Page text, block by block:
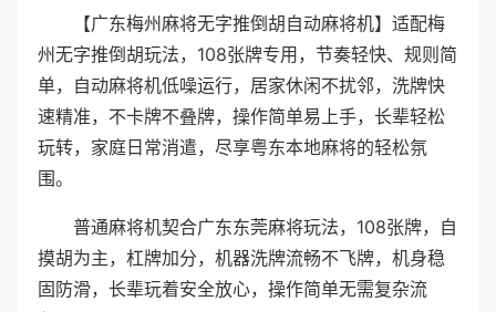
【广东梅州麻将无字推倒胡自动麻将机】适配梅
州无字推倒胡玩法，108张牌专用，节奏轻快、规则简
单，自动麻将机低噪运行，居家休闲不扰邻，洗牌快
速精准，不卡牌不叠牌，操作简单易上手，长辈轻松
玩转，家庭日常消遣，尽享粤东本地麻将的轻松氛
围。
普通麻将机契合广东东莞麻将玩法，108张牌，自
摸胡为主，杠牌加分，机器洗牌流畅不飞牌，机身稳
固防滑，长辈玩着安全放心，操作简单无需复杂流